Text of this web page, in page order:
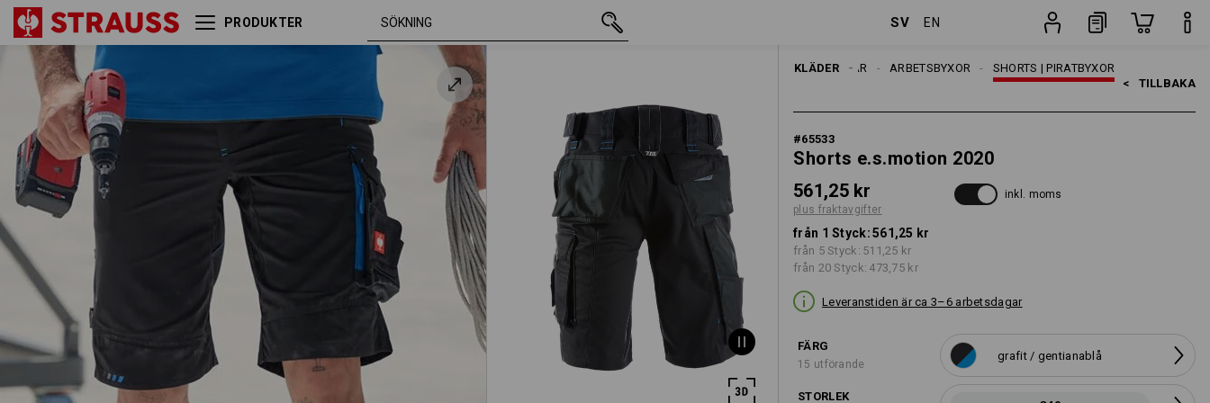
PRODUKTER SV EN
KLÄDER SHORTS | PIRATBYXOR
ARBETSBYXOR
HERRAR
< TILLBAKA
#65533
Shorts e.s.motion 2020
561,25 kr
plus fraktavgifter
inkl. moms
från 1 Styck:561,25 kr
från 5 Styck: 511,25 kr
från 20 Styck: 473,75 kr
Leveranstiden är ca 3–6 arbetsdagar
FÄRG
15 utförande
grafit / gentianablå
STORLEK
Shorts e.s.motion 2020
gentianablå
C40